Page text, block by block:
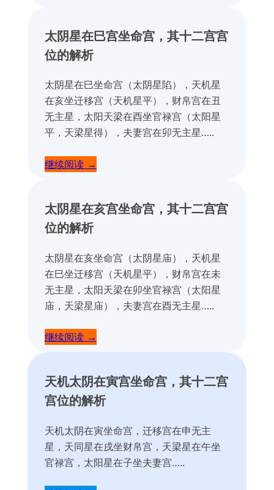
太阴星在巳宫坐命宫， 其十二宫宫
位的解析
太阴星在巳坐命宫（太阴星陷），天机星
在亥坐迁移宫（天机星平），财帛宫在丑
无主星，太阳天梁在酉坐官禄宫（太阳星
平，天梁星得），夫妻宫在卯无主星…..
继续阅读 →
太阴星在亥宫坐命宫， 其十二宫宫
位的解析
太阴星在亥坐命宫（太阴星庙），天机星
在巳坐迁移宫（天机星平），财帛宫在未
无主星，太阳天梁在卯坐官禄宫（太阳星
庙，天梁星庙），夫妻宫在酉无主星…..
继续阅读 →
天机太阴在寅宫坐命宫，其十二宫
宫位的解析
天机太阴在寅坐命宫，迁移宫在申无主
星，天同星在戌坐财帛宫，天梁星在午坐
官禄宫，太阳星在子坐夫妻宫…..